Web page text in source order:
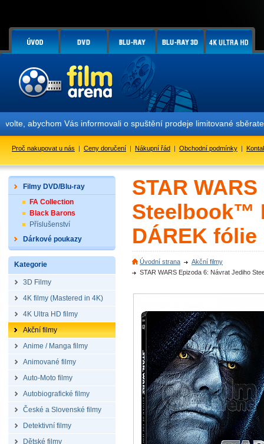
Vás informovali o spuštění prodeje limitované sběratelské
Proč nakupovat u nás | Ceny doručení | Nákupní řád | Obchodní podmínky |
Filmy DVD/Blu-ray
FA Collection
Black Barons
Příslušenství
Dárkové poukazy
Kategorie
3D Filmy
4K filmy (Mastered in 4K)
4K Ultra HD filmy
Akční filmy
Anime / Manga filmy
Animované filmy
Auto-Moto filmy
Autobiografické filmy
České a Slovenské filmy
Detektivní filmy
Dětské filmy
STAR
Steelbook™
DÁREK
Úvodní strana
Akční filmy
STAR WARS Epizoda 6: Návrat Jediho